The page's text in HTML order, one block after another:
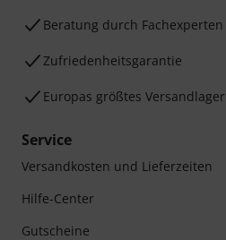
Beratung durch Fachexperten
Zufriedenheitsgarantie
Europas größtes Versandlager
Service
Versandkosten und Lieferzeiten
Hilfe-Center
Gutscheine